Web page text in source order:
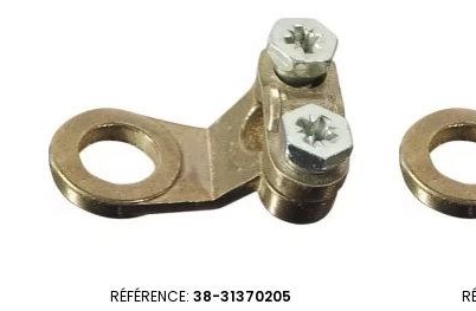
RÉFÉRENCE:38-31370205